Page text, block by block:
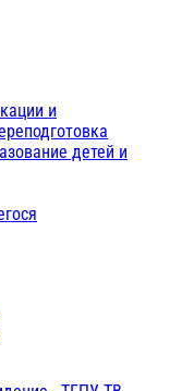
и
детей и